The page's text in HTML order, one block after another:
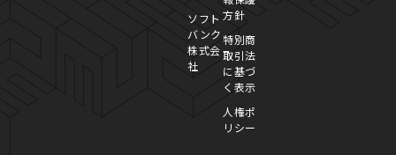
ソフト
バンク
株式会
社
方針
特別商
取引法
に基づ
く表示
人権ポ
リシー